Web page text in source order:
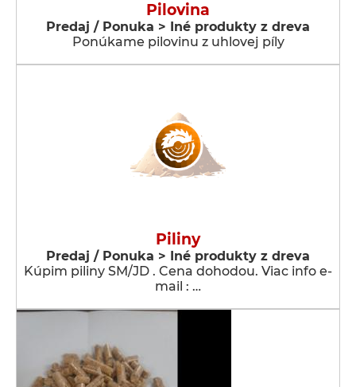
Pilovina
Predaj / Ponuka > Iné produkty z dreva
Ponúkame pilovinu z uhlovej píly
Piliny
Predaj / Ponuka > Iné produkty z dreva
Kúpim piliny SM/JD . Cena dohodou. Viac info e-
mail : …